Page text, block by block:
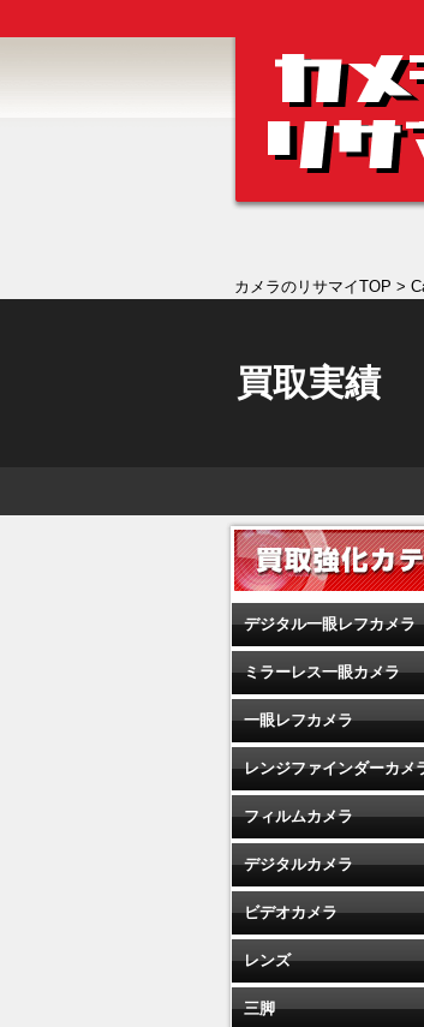
カメラのリサマイTOP >
買取実績
デジタル一眼レフカメラ
ミラーレス一眼カメラ
一眼レフカメラ
レンジファインダーカメ
フィルムカメラ
デジタルカメラ
ビデオカメラ
レンズ
三脚